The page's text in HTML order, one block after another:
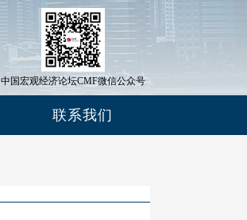
中国宏观经济论坛CMF微信公众号
联系我们